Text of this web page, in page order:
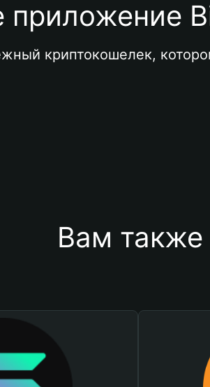
приложение
криптокошелек,
Вам также